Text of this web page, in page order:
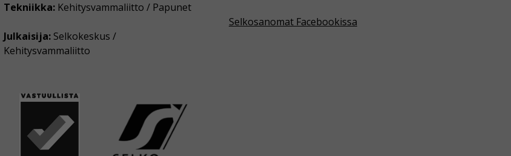
Tekniikka: Kehitysvammaliitto / Papunet
Julkaisija: Selkokeskus /
Kehitysvammaliitto
Selkosanomat Facebookissa